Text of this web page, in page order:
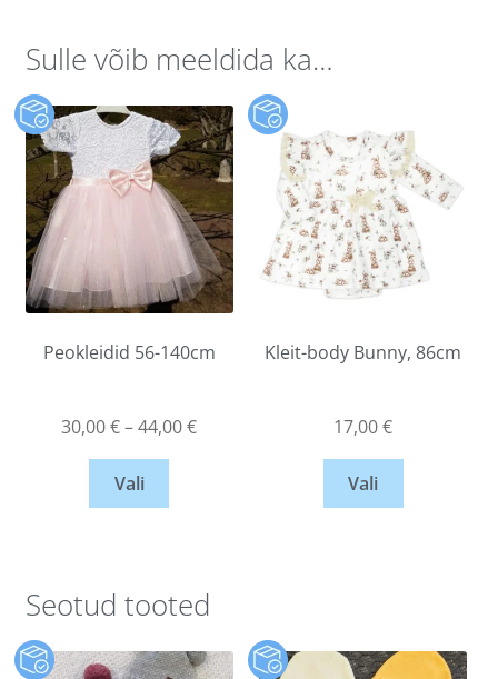
Sulle võib meeldida ka…
Peokleidid 56-140cm
30,00€–44,00€
Vali
Kleit-body Bunny, 86cm
17,00€
Vali
Seotud tooted